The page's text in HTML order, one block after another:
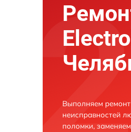
Выполняем
неисправностей
поломки,